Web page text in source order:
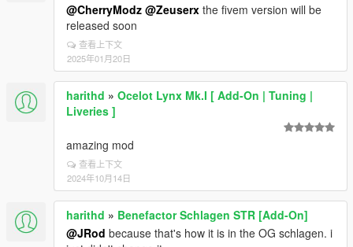
@CherryModz @Zeuserx the fivem version will be
released soon
查看上下文
2025年01月20日
harithd » Ocelot Lynx Mk.I [ Add-On | Tuning |
Liveries ]
amazing mod
查看上下文
2024年10月14日
harithd » Benefactor Schlagen STR [Add-On]
@JRod because that's how it is in the OG schlagen. i